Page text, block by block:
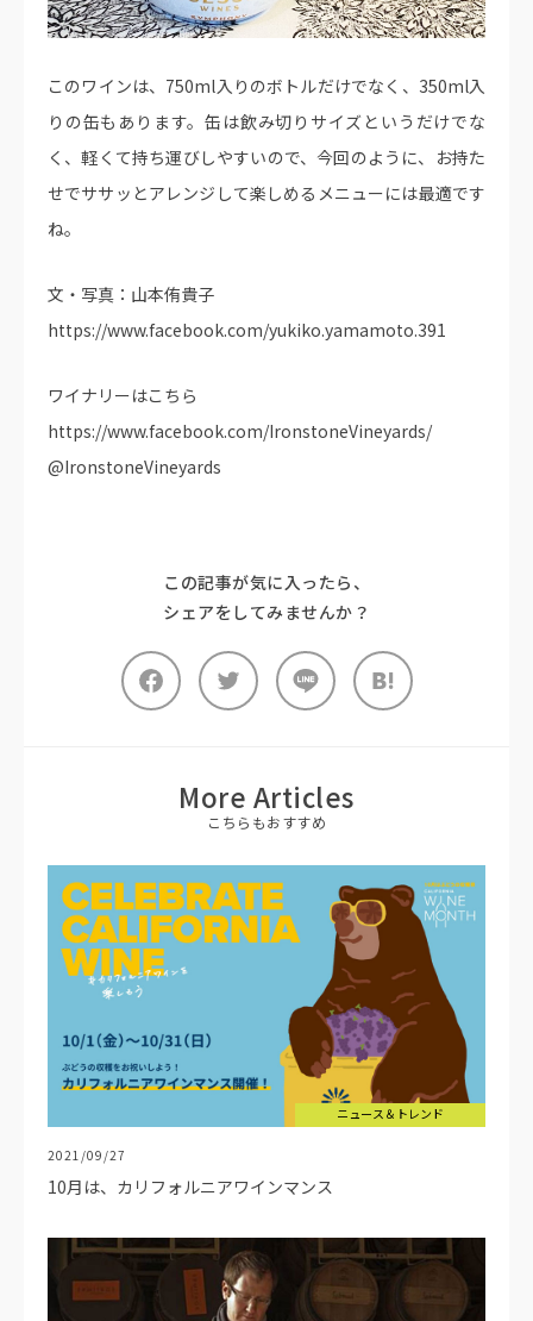
このワインは、750ml入りのボトルだけでなく、350ml入
りの缶もあります。缶は飲み切りサイズというだけでな
く、軽くて持ち運びしやすいので、今回のように、お持た
せでササッとアレンジして楽しめるメニューには最適です
ね。
文・写真：山本侑貴子
https://www.facebook.com/yukiko.yamamoto.391
ワイナリーはこちら
https://www.facebook.com/IronstoneVineyards/
@IronstoneVineyards
この記事が気に入ったら、
シェアをしてみませんか？
More Articles
こちらもおすすめ
ニュース＆トレンド
10月は、カリフォルニアワインマンス
2021/09/27